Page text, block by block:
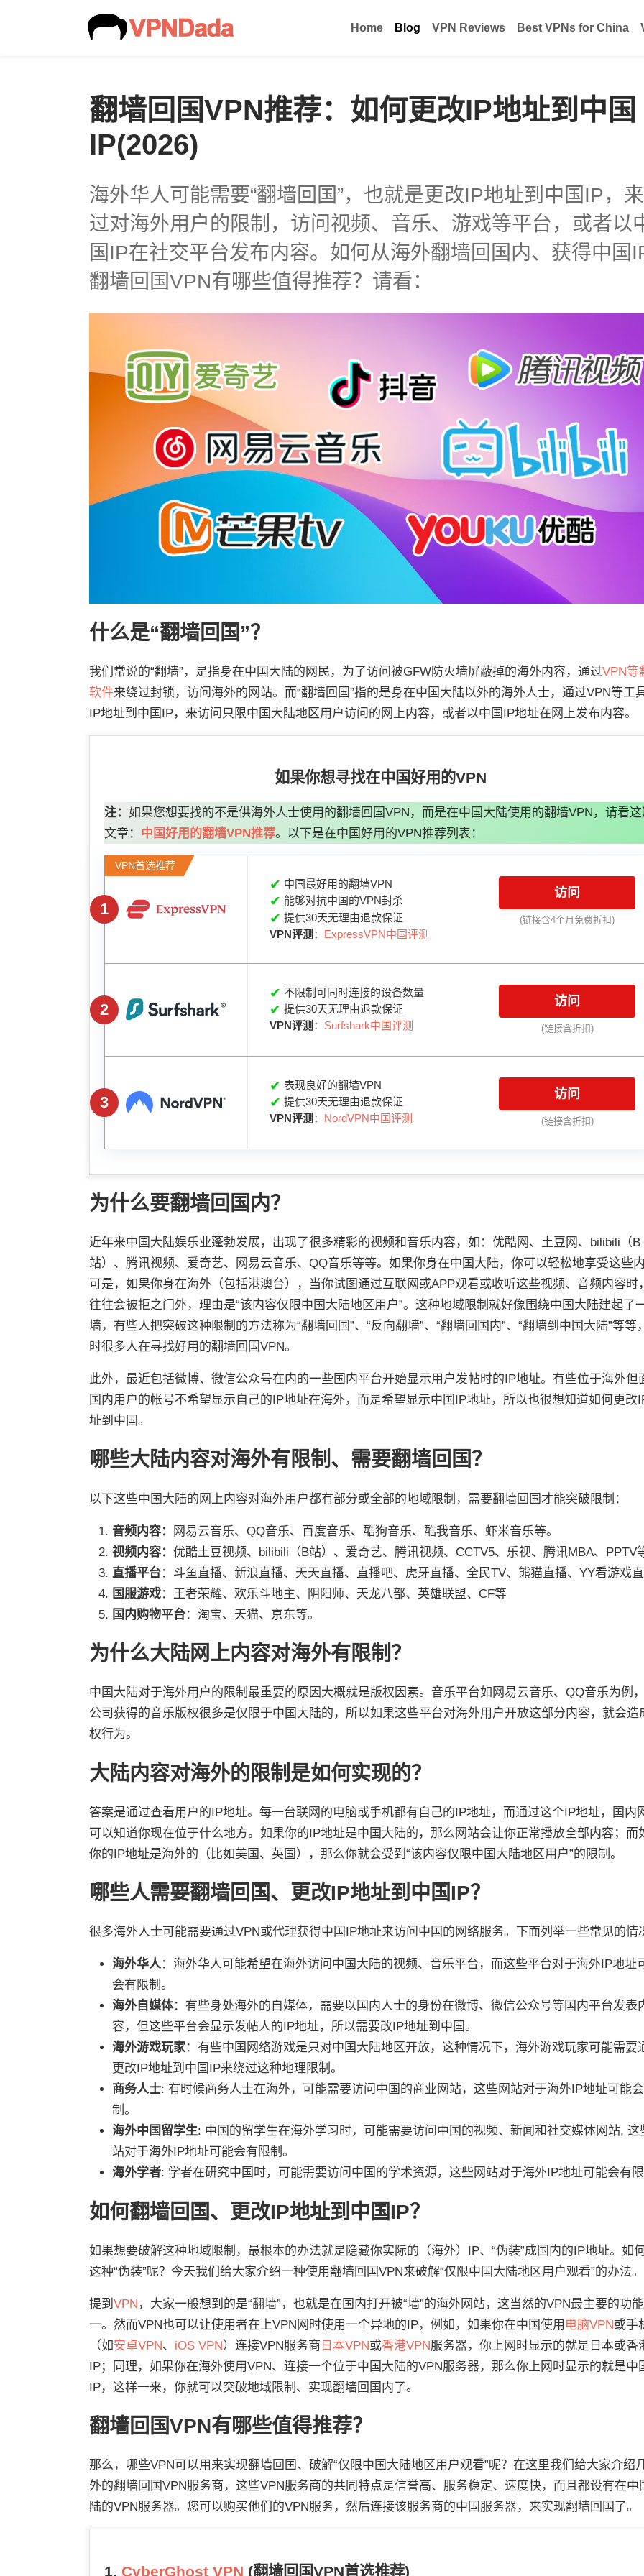
Home Blog VPN Reviews Best VPNs for China
翻墙回国VPN推荐：如何更改IP地址到中国
IP(2026)
海外华人可能需要“翻墙回国”，也就是更改IP地址到中国IP，
过对海外用户的限制，访问视频、音乐、游戏等平台，或者以
国IP在社交平台发布内容。如何从海外翻墙回国内、获得中国
翻墙回国VPN有哪些值得推荐？请看：
什么是“翻墙回国”？
我们常说的“翻墙”，是指身在中国大陆的网民，为了访问被GFW防火墙屏蔽掉的海外内容，通过VPN等
软件来绕过封锁，访问海外的网站。而“翻墙回国”指的是身在中国大陆以外的海外人士，通过VPN等工
IP地址到中国IP，来访问只限中国大陆地区用户访问的网上内容，或者以中国IP地址在网上发布内容。
如果你想寻找在中国好用的VPN
注： 如果您想要找的不是供海外人士使用的翻墙回国VPN，而是在中国大陆使用的翻墙VPN，请看这
文章： 中国好用的翻墙VPN推荐。以下是在中国好用的VPN推荐列表：
VPN首选推荐
1
✔ 中国最好用的翻墙VPN
✔ 能够对抗中国的VPN封杀
✔ 提供30天无理由退款保证
VPN评测 ： ExpressVPN中国评测
访问
(链接含4个月免费折扣)
2
✔ 不限制可同时连接的设备数量
✔ 提供30天无理由退款保证
VPN评测 ： Surfshark中国评测
访问
(链接含折扣)
3
✔ 表现良好的翻墙VPN
✔ 提供30天无理由退款保证
VPN评测 ： NordVPN中国评测
访问
(链接含折扣)
为什么要翻墙回国内？
近年来中国大陆娱乐业蓬勃发展，出现了很多精彩的视频和音乐内容，如：优酷网、土豆网、bilibili（B
站）、腾讯视频、爱奇艺、网易云音乐、QQ音乐等等。如果你身在中国大陆，你可以轻松地享受这些内
可是，如果你身在海外（包括港澳台），当你试图通过互联网或APP观看或收听这些视频、音频内容时
往往会被拒之门外，理由是“该内容仅限中国大陆地区用户”。这种地域限制就好像围绕中国大陆建起了
墙，有些人把突破这种限制的方法称为“翻墙回国”、“反向翻墙”、“翻墙回国内”、“翻墙到中国大陆”等等
时很多人在寻找好用的翻墙回国VPN。
此外，最近包括微博、微信公众号在内的一些国内平台开始显示用户发帖时的IP地址。有些位于海外但
国内用户的帐号不希望显示自己的IP地址在海外，而是希望显示中国IP地址，所以也很想知道如何更改
址到中国。
哪些大陆内容对海外有限制、需要翻墙回国？
以下这些中国大陆的网上内容对海外用户都有部分或全部的地域限制，需要翻墙回国才能突破限制：
音频内容：
网易云音乐、QQ音乐、百度音乐、酷狗音乐、酷我音乐、虾米音乐等。
视频内容： 优酷土豆视频、bilibili（B站）、爱奇艺、腾讯视频、CCTV5、乐视、腾讯MBA、PPTV
直播平台：斗鱼直播、新浪直播、天天直播、直播吧、虎牙直播、全民TV、熊猫直播、YY看游戏
国服游戏：王者荣耀、欢乐斗地主、阴阳师、天龙八部、英雄联盟、CF等
国内购物平台：淘宝、天猫、京东等。
为什么大陆网上内容对海外有限制？
中国大陆对于海外用户的限制最重要的原因大概就是版权因素。音乐平台如网易云音乐、QQ音乐为例
公司获得的音乐版权很多是仅限于中国大陆的，所以如果这些平台对海外用户开放这部分内容，就会造
权行为。
大陆内容对海外的限制是如何实现的？
答案是通过查看用户的IP地址。每一台联网的电脑或手机都有自己的IP地址，而通过这个IP地址，国内
可以知道你现在位于什么地方。如果你的IP地址是中国大陆的，那么网站会让你正常播放全部内容；而
你的IP地址是海外的（比如美国、英国），那么你就会受到“该内容仅限中国大陆地区用户”的限制。
哪些人需要翻墙回国、更改IP地址到中国IP？
很多海外人士可能需要通过VPN或代理获得中国IP地址来访问中国的网络服务。下面列举一些常见的情
海外华人：海外华人可能希望在海外访问中国大陆的视频、音乐平台，而这些平台对于海外IP地址
会有限制。
海外自媒体：有些身处海外的自媒体，需要以国内人士的身份在微博、微信公众号等国内平台发表
容，但这些平台会显示发帖人的IP地址，所以需要改IP地址到中国。
海外游戏玩家：有些中国网络游戏是只对中国大陆地区开放，这种情况下，海外游戏玩家可能需要
更改IP地址到中国IP来绕过这种地理限制。
商务人士: 有时候商务人士在海外，可能需要访问中国的商业网站，这些网站对于海外IP地址可能
制。
海外中国留学生: 中国的留学生在海外学习时，可能需要访问中国的视频、新闻和社交媒体网站, 这
站对于海外IP地址可能会有限制。
海外学者: 学者在研究中国时，可能需要访问中国的学术资源，这些网站对于海外IP地址可能会有限
如何翻墙回国、更改IP地址到中国IP？
如果想要破解这种地域限制，最根本的办法就是隐藏你实际的（海外）IP、“伪装”成国内的IP地址。如
这种“伪装”呢？今天我们给大家介绍一种使用翻墙回国VPN来破解“仅限中国大陆地区用户观看”的办法。
提到 VPN ，大家一般想到的是“翻墙”，也就是在国内打开被“墙”的海外网站，这当然的VPN最主要的功
一。然而VPN也可以让使用者在上VPN网时使用一个异地的IP，例如，如果你在中国使用 电脑VPN或手
（如安卓VPN、 iOS VPN）连接VPN服务商 日本VPN或香港VPN服务器，你上网时显示的就是日本或香
IP；同理，如果你在海外使用VPN、连接一个位于中国大陆的VPN服务器，那么你上网时显示的就是中
IP，这样一来，你就可以突破地域限制、实现翻墙回国内了。
翻墙回国VPN有哪些值得推荐？
那么，哪些VPN可以用来实现翻墙回国、破解“仅限中国大陆地区用户观看”呢？在这里我们给大家介绍
外的翻墙回国VPN服务商，这些VPN服务商的共同特点是信誉高、服务稳定、速度快，而且都设有在中
陆的VPN服务器。您可以购买他们的VPN服务，然后连接该服务商的中国服务器，来实现翻墙回国了。
1. CyberGhost VPN (翻墙回国VPN首选推荐)